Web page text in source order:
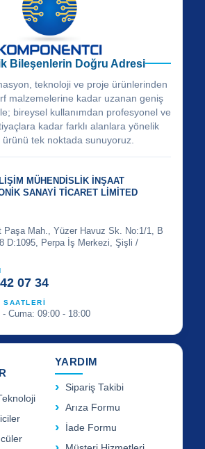
Bileşenlerin Doğru Adresi
teknoloji ve proje ürünlerinden
malzemelerine kadar uzanan geniş
bireysel kullanımdan profesyonel ve
kadar farklı alanlara yönelik
ürünü tek noktada sunuyoruz.
MÜHENDİSLİK İNŞAAT
SANAYİ TİCARET LİMİTED
Paşa Mah., Yüzer Havuz Sk. No:1/1, B
D:1095, Perpa İş Merkezi, Şişli /
07 34
SAATLERİ
- Cuma: 09:00 - 18:00
YARDIM
Sipariş Takibi
Arıza Formu
İade Formu